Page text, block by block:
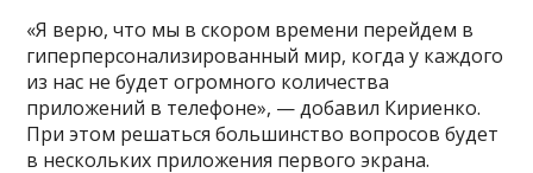
«Я верю, что мы в скором времени перейдем в
гиперперсонализированный мир, когда у каждого
из нас не будет огромного количества
приложений в телефоне», — добавил Кириенко.
При этом решаться большинство вопросов будет
в нескольких приложения первого экрана.